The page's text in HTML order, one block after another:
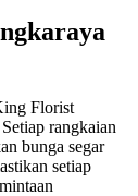
Florist
rangkaian
bunga segar
setiap